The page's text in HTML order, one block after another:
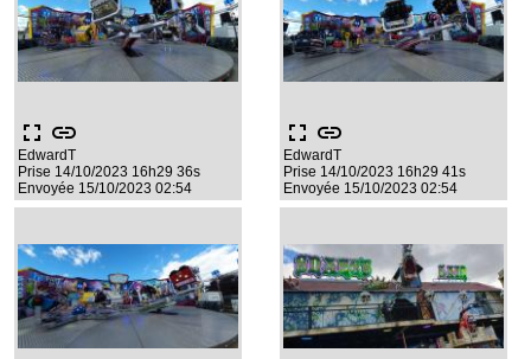
fullscreen link
EdwardT
Prise 14/10/2023 16h29 36s
Envoyée 15/10/2023 02:54
fullscreen link
EdwardT
Prise 14/10/2023 16h29 41s
Envoyée 15/10/2023 02:54